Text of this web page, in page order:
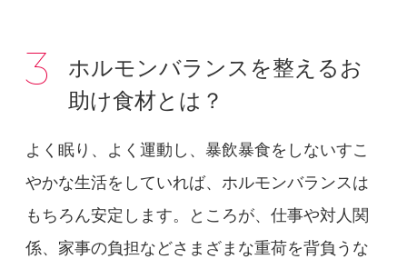
3
ホルモンバランスを整えるお
助け食材とは？
よく眠り、よく運動し、暴飲暴食をしないすこ
やかな生活をしていれば、ホルモンバランスは
もちろん安定します。ところが、仕事や対人関
係、家事の負担などさまざまな重荷を背負うな